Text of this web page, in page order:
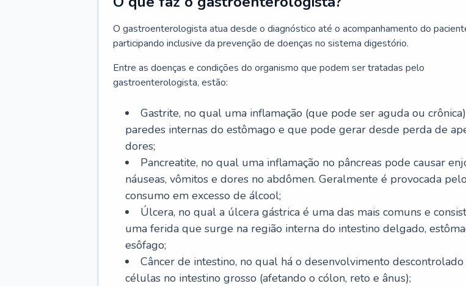
O gastroenterologista atua desde o diagnóstico até o acompanhamento do
participando inclusive da prevenção de doenças no sistema digestório.
Entre as doenças e condições do organismo que podem ser tratadas pelo
gastroenterologista, estão:
Gastrite, no qual uma inflamação (que pode ser aguda ou
paredes internas do estômago e que pode gerar desde perda de
dores;
Pancreatite, no qual uma inflamação no pâncreas pode causar
náuseas, vômitos e dores no abdômen. Geralmente é provocada
consumo em excesso de álcool;
Úlcera, no qual a úlcera gástrica é uma das mais comuns e
uma ferida que surge na região interna do intestino delgado,
esôfago;
Câncer de intestino, no qual há o desenvolvimento descontrolado
células no intestino grosso (afetando o cólon, reto e ânus);